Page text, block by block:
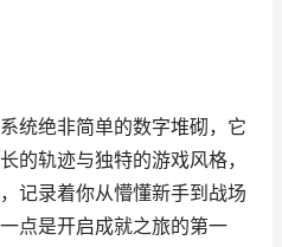
统绝非简单的数字堆砌，它
的轨迹与独特的游戏风格，
记录着你从懵懂新手到战场
点是开启成就之旅的第一